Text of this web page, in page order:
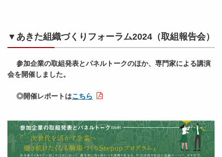
▼あきた組織づくりフォーラム2024（取組報告会）
参加企業の取組発表とパネルトークのほか、専門家による講演
会を開催しました。
◎開催レポートはこちら